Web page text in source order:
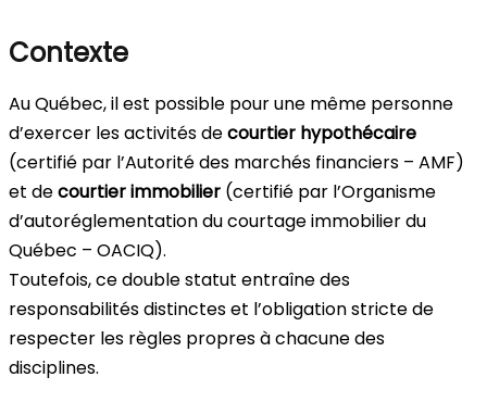
Contexte
Au Québec, il est possible pour une même personne
d’exercer les activités decourtier hypothécaire
(certifié par l’Autorité des marchés financiers – AMF)
et decourtier immobilier (certifié par l’Organisme
d’autoréglementation du courtage immobilier du
Québec – OACIQ).
Toutefois, ce double statut entraîne des
responsabilités distinctes et l’obligation stricte de
respecter les règles propres à chacune des
disciplines.